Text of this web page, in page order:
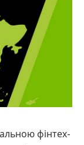
фінтех-